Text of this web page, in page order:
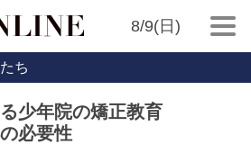
8/9(日)
ち
少年院の矯正教育
必要性